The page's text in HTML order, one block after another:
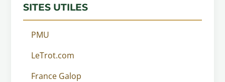
SITES UTILES
PMU
LeTrot.com
France Galop